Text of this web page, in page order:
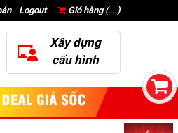
Giỏ hàng (...)
/ Logout
Xây dựng
cấu hình